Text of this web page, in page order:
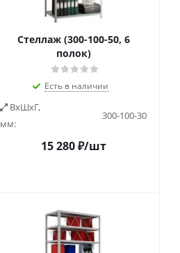
Стеллаж (300-100-50, 6
полок)
Есть в наличии
ВxШxГ,
мм:
300-100-30
15 280₽/шт